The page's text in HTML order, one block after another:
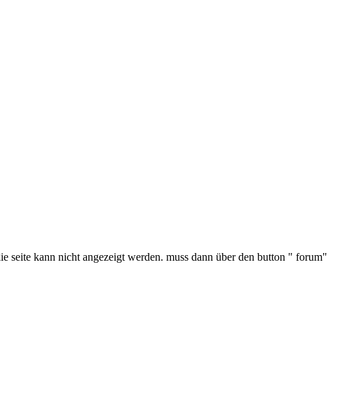
seite kann nicht angezeigt werden. muss dann über den button " forum"